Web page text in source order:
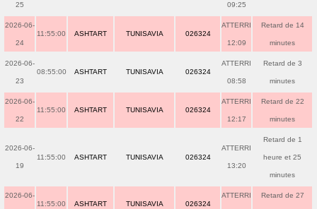
25 09:25
2026-06-
24
11:55:00 ASHTART TUNISAVIA 026324
ATTERRI
12:09
Retard de 14
minutes
2026-06-
23
08:55:00 ASHTART TUNISAVIA 026324
ATTERRI
08:58
Retard de 3
minutes
2026-06-
22
11:55:00 ASHTART TUNISAVIA 026324
ATTERRI
12:17
Retard de 22
minutes
2026-06-
19
11:55:00 ASHTART TUNISAVIA 026324
ATTERRI
13:20
Retard de 1
heure et 25
minutes
2026-06-
11:55:00 ASHTART TUNISAVIA 026324
ATTERRI Retard de 27